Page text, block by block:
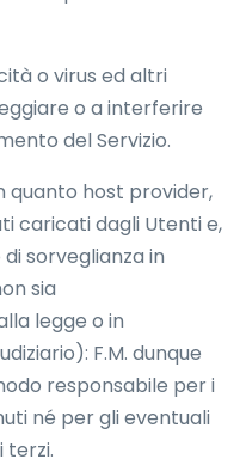
o virus ed altri
o a interferire
del Servizio.
quanto host provider,
caricati dagli Utenti e,
sorveglianza in
sia
legge o in
F.M. dunque
responsabile per i
né per gli eventuali
terzi.